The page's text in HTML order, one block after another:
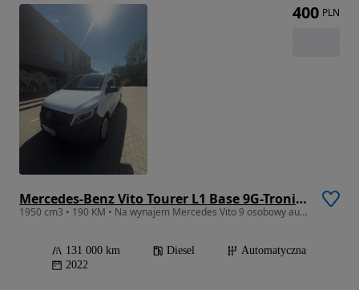
Mercedes-Benz Vito Tourer L1 Base 9G-Tronic 447.701
1950 cm3 • 190 KM • Na wynajem Mercedes Vito 9 osobowy automat
131 000 km Diesel
Automatyczna
2022
400 PLN